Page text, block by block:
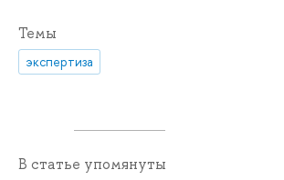
Темы
экспертиза
В статье упомянуты